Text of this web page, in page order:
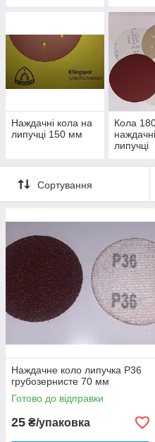
Наждачні кола на
липучці 150 мм
Кола
липучці
Сортування
Наждачне коло липучка Р36
грубозернисте 70 мм
Готово до відправки
25 ₴/упаковка